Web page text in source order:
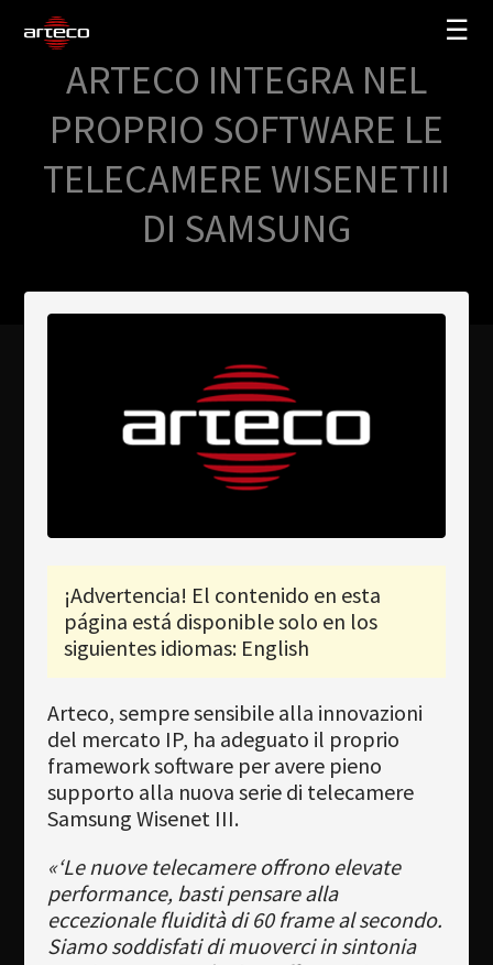
☰
My Arteco
Dónde comprar
Idioma
Búsqueda
SOLUCIONES
EMPRESA
TRAINING
PARTNERS
SOPORTE
ARTECO INTEGRA NEL
PROPRIO SOFTWARE LE
TELECAMERE WISENETIII
DI SAMSUNG
¡Advertencia! El contenido en esta
página está disponible solo en los
siguientes idiomas: English
Arteco, sempre sensibile alla innovazioni
del mercato IP, ha adeguato il proprio
framework software per avere pieno
supporto alla nuova serie di telecamere
Samsung Wisenet III.
«‘Le nuove telecamere offrono elevate
performance, basti pensare alla
eccezionale fluidità di 60 frame al secondo.
Siamo soddisfati di muoverci in sintonia